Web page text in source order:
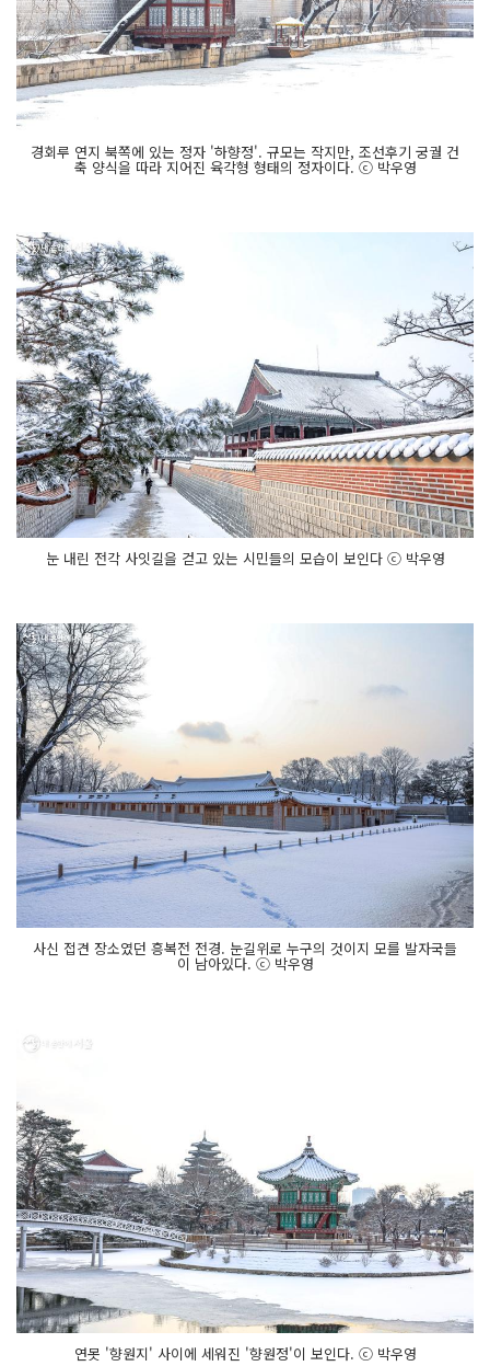
경회루 연지 북쪽에 있는 정자 '하향정'. 규모는 작지만, 조선후기 궁궐 건
축 양식을 따라 지어진 육각형 형태의 정자이다. ⓒ 박우영
눈 내린 전각 사잇길을 걷고 있는 시민들의 모습이 보인다 ⓒ 박우영
사신 접견 장소였던 흥복전 전경. 눈길위로 누구의 것이지 모를 발자국들
이 남아있다. ⓒ 박우영
연못 '향원지' 사이에 세워진 '향원정'이 보인다. ⓒ 박우영